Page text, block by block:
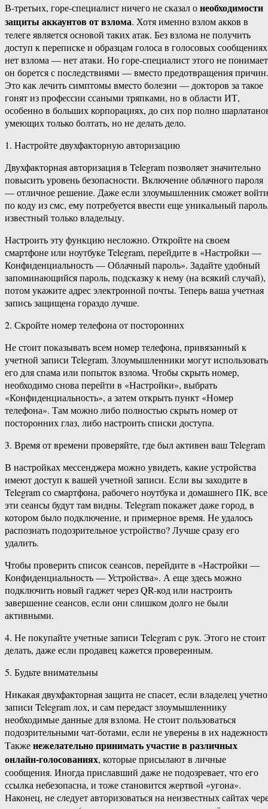
В-третьих, горе-специалист ничего не сказал онеобходимости
защиты аккаунтов от взлома. Хотя именно взлом акков в
телеге является основой таких атак. Без взлома не получить
доступ к переписке и образцам голоса в голосовых
нет взлома — нет атаки. Но горе-специалист этого не
он борется с последствиями — вместо предотвращения причин.
Это как лечить симптомы вместо болезни — докторов за такое
гонят из профессии ссаными тряпками, но в области ИТ,
особенно в больших корпорациях, до сих пор полно
умеющих только болтать, но не делать дело.
1. Настройте двухфакторную авторизацию
Двухфакторная авторизация в Telegram позволяет значительно
повысить уровень безопасности. Включение облачного пароля
— отличное решение. Даже если злоумышленник сможет войти
по коду из смс, ему потребуется ввести еще уникальный
известный только владельцу.
Настроить эту функцию несложно. Откройте на своем
смартфоне или ноутбуке Telegram, перейдите в «Настройки —
Конфиденциальность — Облачный пароль». Задайте удобный
запоминающийся пароль, подсказку к нему (на всякий случай),
потом укажите адрес электронной почты. Теперь ваша учетная
запись защищена гораздо лучше.
2. Скройте номер телефона от посторонних
Не стоит показывать всем номер телефона, привязанный к
учетной записи Telegram. Злоумышленники могут использовать
его для спама или попыток взлома. Чтобы скрыть номер,
необходимо снова перейти в «Настройки», выбрать
«Конфиденциальность», а затем открыть пункт «Номер
телефона». Там можно либо полностью скрыть номер от
посторонних глаз, либо настроить списки доступа.
3. Время от времени проверяйте, где был активен ваш Telegram
В настройках мессенджера можно увидеть, какие устройства
имеют доступ к вашей учетной записи. Если вы заходите в
Telegram со смартфона, рабочего ноутбука и домашнего ПК, все
эти сеансы будут там видны. Telegram покажет даже город, в
котором было подключение, и примерное время. Не удалось
распознать подозрительное устройство? Лучше сразу его
удалить.
Чтобы проверить список сеансов, перейдите в «Настройки —
Конфиденциальность — Устройства». А еще здесь можно
подключить новый гаджет через QR-код или настроить
завершение сеансов, если они слишком долго не были
активными.
4. Не покупайте учетные записи Telegram с рук. Этого не стоит
делать, даже если продавец кажется проверенным.
5. Будьте внимательны
Никакая двухфакторная защита не спасет, если владелец
записи Telegram лох, и сам передаст злоумышленнику
необходимые данные для взлома. Не стоит пользоваться
подозрительными чат-ботами, если не уверены в их
Такженежелательно принимать участие в различных
онлайн-голосованиях, которые присылают в личные
сообщения. Иногда приславший даже не подозревает, что его
ссылка небезопасна, и тоже становится жертвой «угона».
Наконец, не следует авторизоваться на неизвестных сайтах